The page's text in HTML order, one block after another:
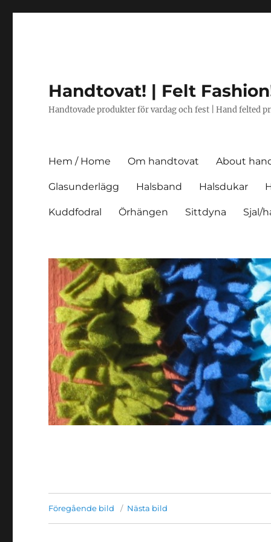
Handtovat! | Felt
Handtovade produkter för vardag och fest | Hand felted
Hem / Home Om handtovat About
Glasunderlägg Halsband Halsdukar
Kuddfodral Örhängen Sittdyna Sjal/
Föregående bild Nästa bild